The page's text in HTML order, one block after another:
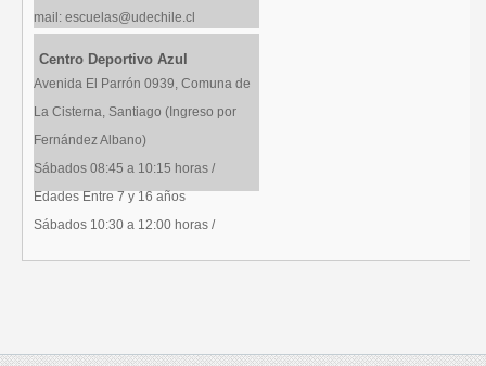
mail: escuelas@udechile.cl
Centro Deportivo Azul
Avenida El Parrón 0939, Comuna de
La Cisterna, Santiago (Ingreso por
Fernández Albano)
Sábados 08:45 a 10:15 horas /
Edades Entre 7 y 16 años
Sábados 10:30 a 12:00 horas /